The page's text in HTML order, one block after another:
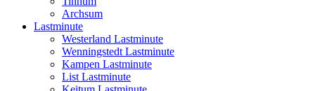
Archsum
Lastminute
Westerland Lastminute
Wenningstedt Lastminute
Kampen Lastminute
List Lastminute